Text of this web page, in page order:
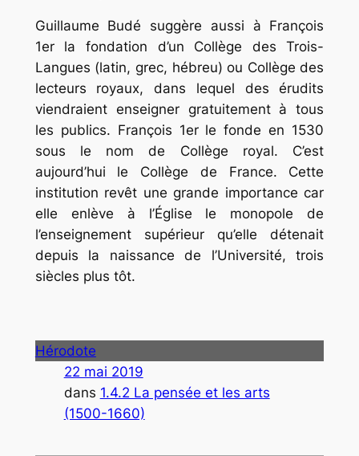
Guillaume Budé suggère aussi à François
1er la fondation d’un Collège des Trois-
Langues (latin, grec, hébreu) ou Collège des
lecteurs royaux, dans lequel des érudits
viendraient enseigner gratuitement à tous
les publics. François 1er le fonde en 1530
sous le nom de Collège royal. C’est
aujourd’hui le Collège de France. Cette
institution revêt une grande importance car
elle enlève à l’Église le monopole de
l’enseignement supérieur qu’elle détenait
depuis la naissance de l’Université, trois
siècles plus tôt.
Hérodote
22 mai 2019
dans 1.4.2 La pensée et les arts
(1500-1660)